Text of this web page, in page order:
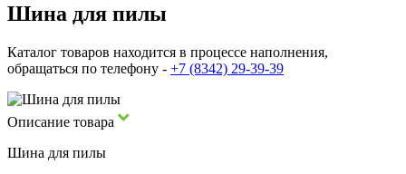
Шина для пилы
Каталог товаров находится в процессе наполнения,
обращаться по телефону - +7 (8342) 29-39-39
Описание товара
Шина для пилы